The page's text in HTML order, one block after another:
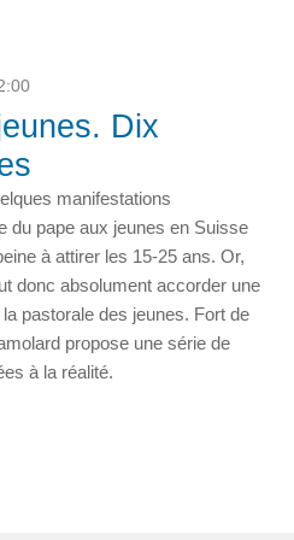
Dix
manifestations
du pape aux jeunes en Suisse
à attirer les 15-25 ans. Or,
donc absolument accorder une
pastorale des jeunes. Fort de
propose une série de
à la réalité.